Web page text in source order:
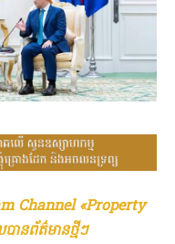
Channel «Property
នព័ត៌មានថ្មីៗ